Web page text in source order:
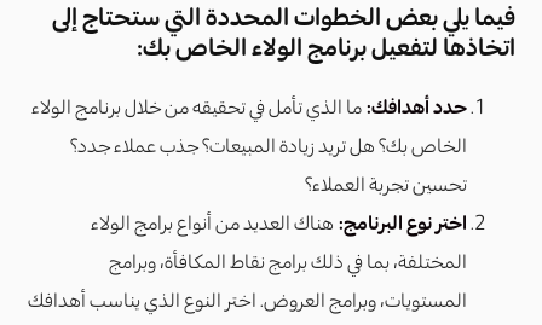
فيما يلي بعض الخطوات المحددة التي ستحتاج إلى
اتخاذها لتفعيل برنامج الولاء الخاص بك:
حدد أهدافك: ما الذي تأمل في تحقيقه من خلال برنامج الولاء
الخاص بك؟ هل تريد زيادة المبيعات؟ جذب عملاء جدد؟
تحسين تجربة العملاء؟
اختر نوع البرنامج: هناك العديد من أنواع برامج الولاء
المختلفة، بما في ذلك برامج نقاط المكافأة، وبرامج
المستويات، وبرامج العروض. اختر النوع الذي يناسب أهدافك